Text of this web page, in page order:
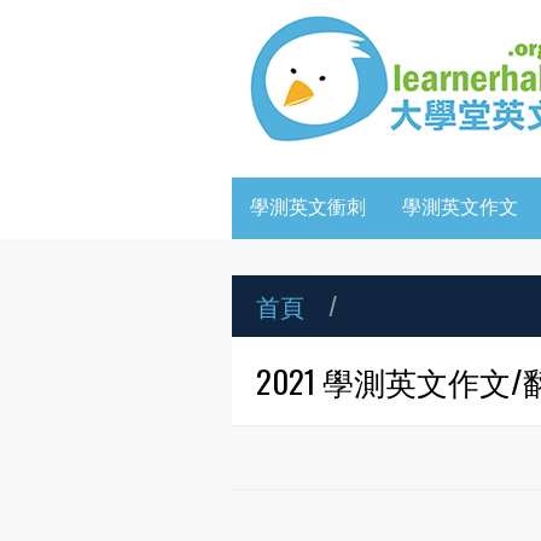
學測英文衝刺 學測英文作文
首頁 /
2021 學測英文作文/